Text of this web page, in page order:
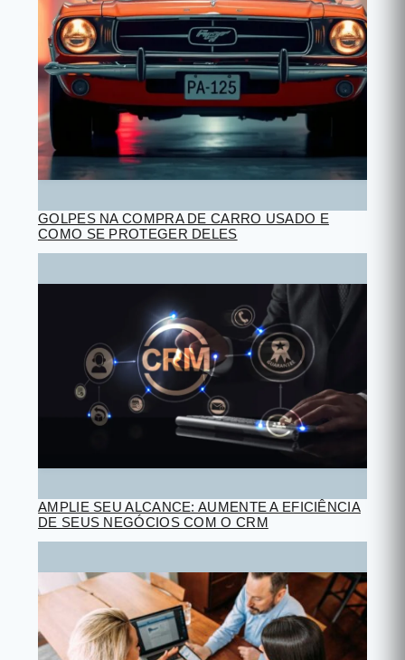
GOLPES NA COMPRA DE CARRO USADO E
COMO SE PROTEGER DELES
AMPLIE SEU ALCANCE: AUMENTE A EFICIÊNCIA
DE SEUS NEGÓCIOS COM O CRM